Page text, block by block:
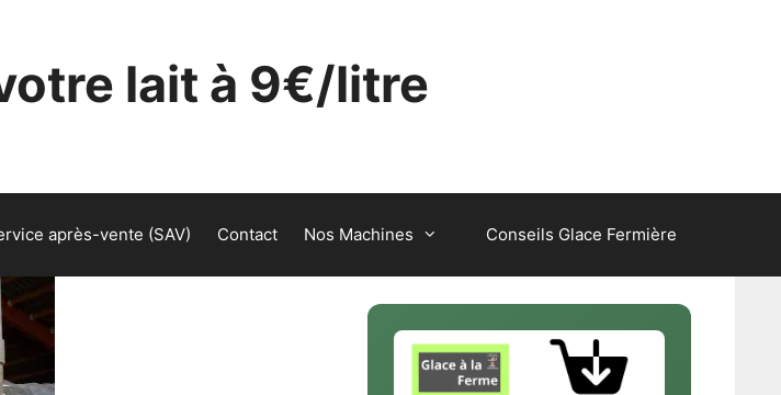
lait à 9€/litre
après-vente (SAV) Contact Nos Machines Conseils Glace Fermière